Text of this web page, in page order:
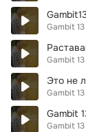
Gambit 13
Gambit 13
Это не
Gambit 13
Gambit
Gambit 13